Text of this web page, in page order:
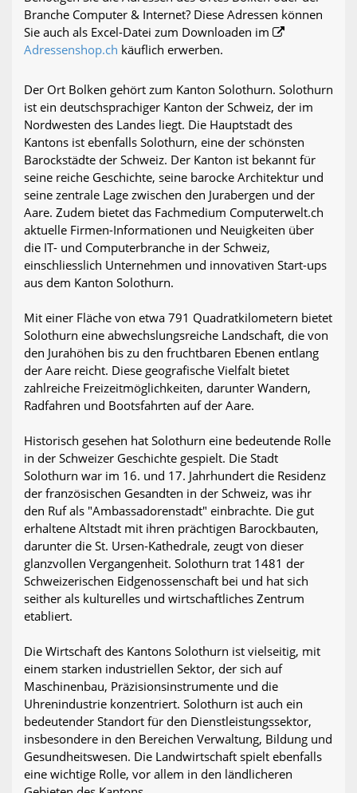
Branche Computer & Internet? Diese Adressen können
Sie auch als Excel-Datei zum Downloaden im
Adressenshop.ch käuflich erwerben.
Der Ort Bolken gehört zum Kanton Solothurn. Solothurn
ist ein deutschsprachiger Kanton der Schweiz, der im
Nordwesten des Landes liegt. Die Hauptstadt des
Kantons ist ebenfalls Solothurn, eine der schönsten
Barockstädte der Schweiz. Der Kanton ist bekannt für
seine reiche Geschichte, seine barocke Architektur und
seine zentrale Lage zwischen den Jurabergen und der
Aare. Zudem bietet das Fachmedium Computerwelt.ch
aktuelle Firmen-Informationen und Neuigkeiten über
die IT- und Computerbranche in der Schweiz,
einschliesslich Unternehmen und innovativen Start-ups
aus dem Kanton Solothurn.
Mit einer Fläche von etwa 791 Quadratkilometern bietet
Solothurn eine abwechslungsreiche Landschaft, die von
den Jurahöhen bis zu den fruchtbaren Ebenen entlang
der Aare reicht. Diese geografische Vielfalt bietet
zahlreiche Freizeitmöglichkeiten, darunter Wandern,
Radfahren und Bootsfahrten auf der Aare.
Historisch gesehen hat Solothurn eine bedeutende Rolle
in der Schweizer Geschichte gespielt. Die Stadt
Solothurn war im 16. und 17. Jahrhundert die Residenz
der französischen Gesandten in der Schweiz, was ihr
den Ruf als "Ambassadorenstadt" einbrachte. Die gut
erhaltene Altstadt mit ihren prächtigen Barockbauten,
darunter die St. Ursen-Kathedrale, zeugt von dieser
glanzvollen Vergangenheit. Solothurn trat 1481 der
Schweizerischen Eidgenossenschaft bei und hat sich
seither als kulturelles und wirtschaftliches Zentrum
etabliert.
Die Wirtschaft des Kantons Solothurn ist vielseitig, mit
einem starken industriellen Sektor, der sich auf
Maschinenbau, Präzisionsinstrumente und die
Uhrenindustrie konzentriert. Solothurn ist auch ein
bedeutender Standort für den Dienstleistungssektor,
insbesondere in den Bereichen Verwaltung, Bildung und
Gesundheitswesen. Die Landwirtschaft spielt ebenfalls
eine wichtige Rolle, vor allem in den ländlicheren